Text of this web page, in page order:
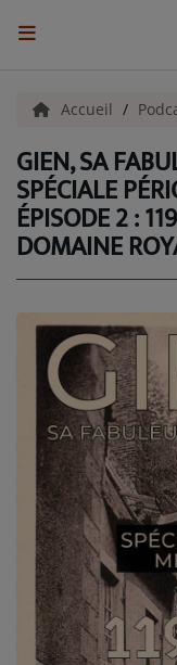
ACCUEIL
Emissions
BENJI &
GRAFFITI CINÉMA
LES ASSOCIÉS DU
LA CHRONIQUE
LA CHRONIQUE
L'ÉNERGIE DES 9
MIXTAPE ADDICT
"SI ON
SONS 2 DARONS
Accueil
GIEN, SA
SPÉCIALE
ÉPISODE 2 :
DOMAINE